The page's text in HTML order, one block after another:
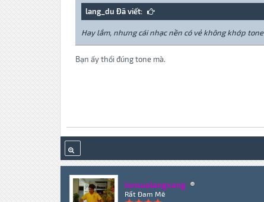
lang_du Đã viết:
Hay lắm, nhưng cái nhạc nền có vẻ không khớp tone
Bạn ấy thổi đúng tone mà.
lonsualangxang
Rất Đam Mê